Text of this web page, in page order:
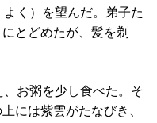
く）を望んだ。弟子た
とどめたが、髪を剃
お粥を少し食べた。そ
には紫雲がたなびき、